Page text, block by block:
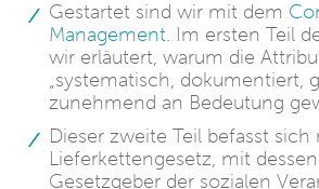
Gestartet sind wir mit dem
Management. Im ersten Teil
wir erläutert, warum die
„systematisch, dokumentiert,
zunehmend an Bedeutung
Dieser zweite Teil befasst
Lieferkettengesetz, mit
Gesetzgeber der sozialen